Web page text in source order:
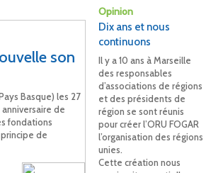
Opinion
son
Basque) les 27
de
fondations
de
Dix ans et nous
continuons
Il y a 10 ans à Marseille
des responsables
d’associations de régions
et des présidents de
région se sont réunis
pour créer l’ORU FOGAR
l’organisation des régions
unies.
Cette création nous